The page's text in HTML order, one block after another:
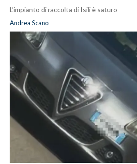
L’impianto di raccolta di Isili è saturo
Andrea Scano